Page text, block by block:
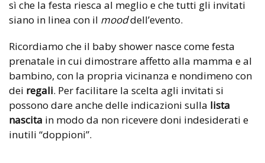
sì che la festa riesca al meglio e che tutti gli invitati
siano in linea con il mooddell’evento.
Ricordiamo che il baby shower nasce come festa
prenatale in cui dimostrare affetto alla mamma e al
bambino, con la propria vicinanza e nondimeno con
dei regali. Per facilitare la scelta agli invitati si
possono dare anche delle indicazioni sulla lista
nascita in modo da non ricevere doni indesiderati e
inutili “doppioni”.